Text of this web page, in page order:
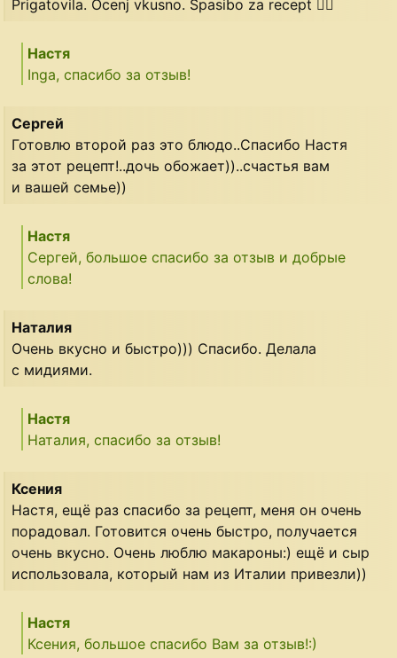
Prigatovila. Ocenj vkusno. Spasibo za recept 👍🏻
Настя
Inga, спасибо за отзыв!
Сергей
Готовлю второй раз это блюдо..Спасибо Настя
за этот рецепт!..дочь обожает))..счастья вам
и вашей семье))
Настя
Сергей, большое спасибо за отзыв и добрые
слова!
Наталия
Очень вкусно и быстро))) Спасибо. Делала
с мидиями.
Настя
Наталия, спасибо за отзыв!
Ксения
Настя, ещё раз спасибо за рецепт, меня он очень
порадовал. Готовится очень быстро, получается
очень вкусно. Очень люблю макароны:) ещё и сыр
использовала, который нам из Италии привезли))
Настя
Ксения, большое спасибо Вам за отзыв!:)